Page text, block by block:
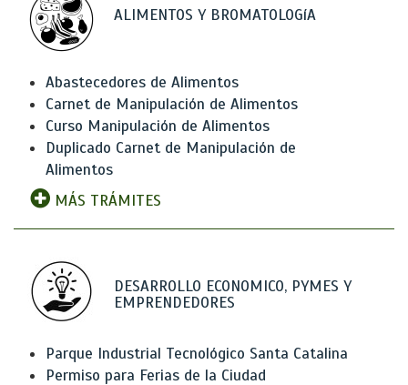
ALIMENTOS Y BROMATOLOGíA
Abastecedores de Alimentos
Carnet de Manipulación de Alimentos
Curso Manipulación de Alimentos
Duplicado Carnet de Manipulación de
Alimentos
MÁS TRÁMITES
DESARROLLO ECONOMICO, PYMES Y
EMPRENDEDORES
Parque Industrial Tecnológico Santa Catalina
Permiso para Ferias de la Ciudad